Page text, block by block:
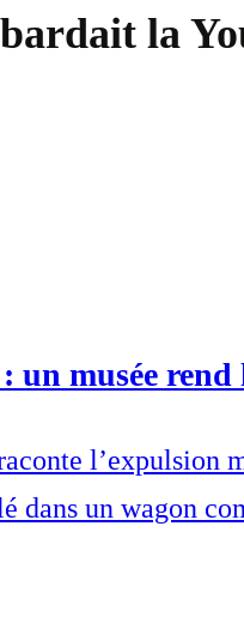
la
musée rend
l’expulsion
un wagon